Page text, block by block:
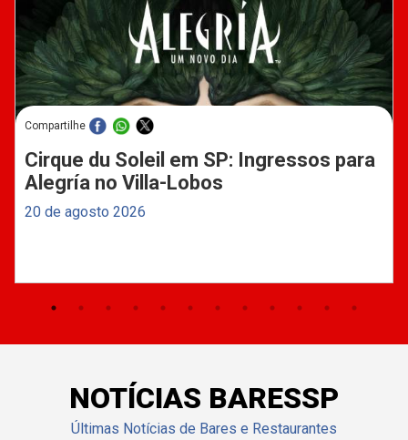
Compartilhe
Cirque du Soleil em SP: Ingressos para
Alegría no Villa-Lobos
20 de agosto 2026
NOTÍCIAS BARESSP
Últimas Notícias de Bares e Restaurantes